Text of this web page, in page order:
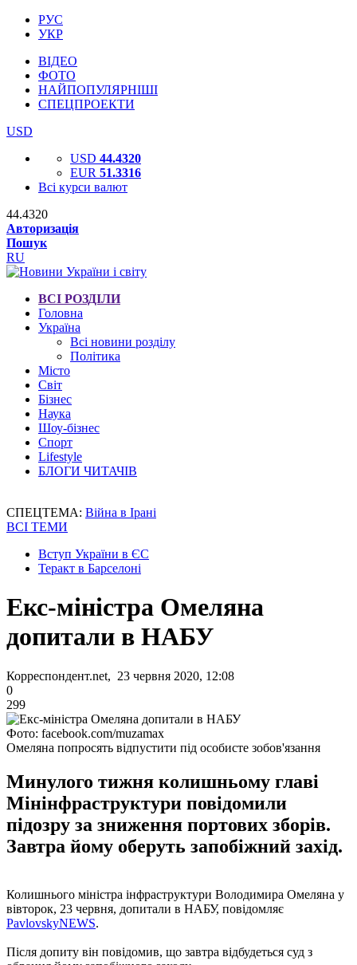
РУС
УКР
ВІДЕО
ФОТО
НАЙПОПУЛЯРНІШІ
СПЕЦПРОЕКТИ
USD
USD 44.4320
EUR 51.3316
Всі курси валют
44.4320
Авторизація
Пошук
RU
ВСІ РОЗДІЛИ
Головна
Україна
Всі новини розділу
Політика
Місто
Світ
Бізнес
Наука
Шоу-бізнес
Спорт
Lifestyle
БЛОГИ ЧИТАЧІВ
СПЕЦТЕМА: Війна в Ірані
ВСІ ТЕМИ
Вступ України в ЄС
Теракт в Барселоні
Екс-міністра Омеляна
допитали в НАБУ
Корреспондент.net, 23 червня 2020, 12:08
0
299
Фото: facebook.com/muzamax
Омеляна попросять відпустити під особисте зобов'язання
Минулого тижня колишньому главі
Мінінфраструктури повідомили
підозру за зниження портових зборів.
Завтра йому оберуть запобіжний захід.
Колишнього міністра інфраструктури Володимира Омеляна у
вівторок, 23 червня, допитали в НАБУ, повідомляє
PavlovskyNEWS.
Після допиту він повідомив, що завтра відбудеться суд з